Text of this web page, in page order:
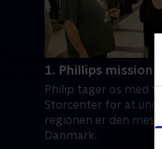
1. Phillips mission
Philip tager os med
Storcenter for at
regionen er den mest
Danmark.